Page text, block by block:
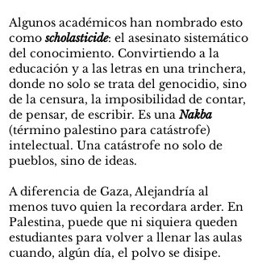
Algunos académicos han nombrado esto
comoscholasticide: el asesinato sistemático
del conocimiento. Convirtiendo a la
educación y a las letras en una trinchera,
donde no solo se trata del genocidio, sino
de la censura, la imposibilidad de contar,
de pensar, de escribir. Es una Nakba
(término palestino para catástrofe)
intelectual. Una catástrofe no solo de
pueblos, sino de ideas.
A diferencia de Gaza, Alejandría al
menos tuvo quien la recordara arder. En
Palestina, puede que ni siquiera queden
estudiantes para volver a llenar las aulas
cuando, algún día, el polvo se disipe.